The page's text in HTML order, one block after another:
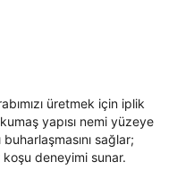
Taksit
6
üretmek için iplik
yapısı nemi yüzeye
sağlar;
deneyimi sunar.
alabilmek içingöster
küçük harf karakter